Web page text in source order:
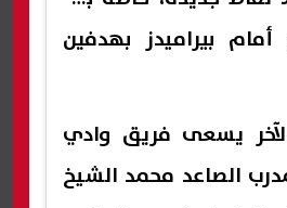
بيراميدز بهدفين
يسعى فريق وادي
الصاعد محمد الشيخ